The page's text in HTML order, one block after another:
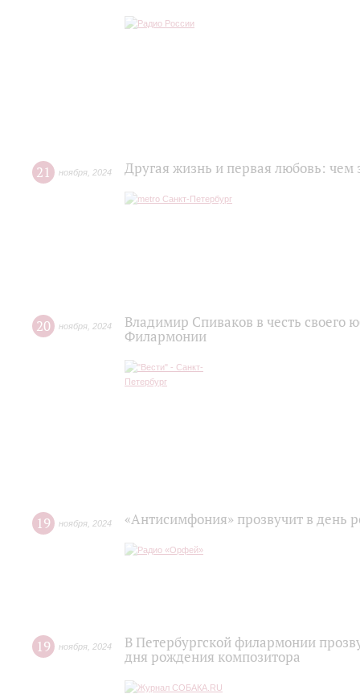
21 ноября 2024 Другая жизнь и первая любовь: чем
20 ноября 2024
Владимир Спиваков в честь своего
Филармонии
19 ноября 2024 «Антисимфония» прозвучит в день
19 ноября 2024
В Петербургской филармонии
дня рождения композитора